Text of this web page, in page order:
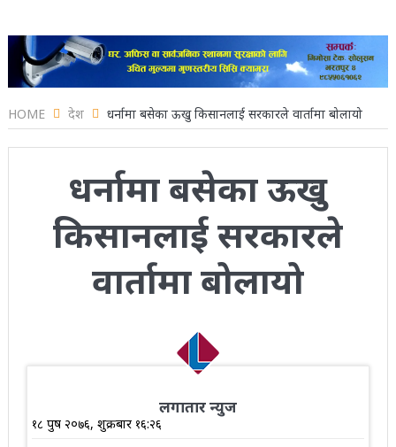
HOME देश धर्नामा बसेका ऊखु किसानलाई सरकारले वार्तामा बोलायो
धर्नामा बसेका ऊखु
किसानलाई सरकारले
वार्तामा बोलायो
लगातार न्युज
१८ पुष २०७६, शुक्रबार १६:२६